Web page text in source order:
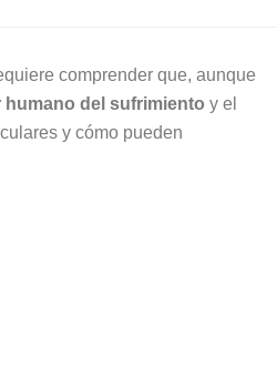
comprender que, aunque
humano del sufrimiento y el
y cómo pueden